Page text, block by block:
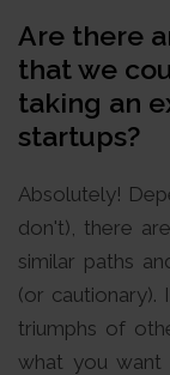
Are there
that we
taking an
startups?
Absolutely!
don't), there
similar paths
(or cautionary).
triumphs of
what you want